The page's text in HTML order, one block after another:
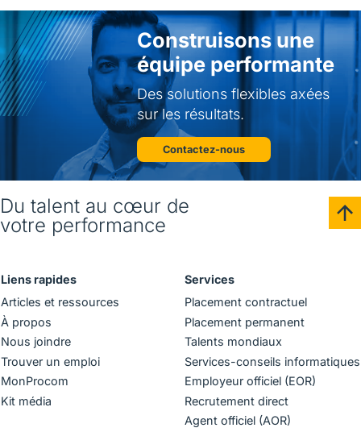
Construisons une
équipe performante
Des solutions flexibles axées
sur les résultats.
Contactez-nous
Du talent au cœur de
votre performance
Liens rapides
Articles et ressources
À propos
Nous joindre
Trouver un emploi
MonProcom
Kit média
Services
Placement contractuel
Placement permanent
Talents mondiaux
Services-conseils informatiques
Employeur officiel (EOR)
Recrutement direct
Agent officiel (AOR)